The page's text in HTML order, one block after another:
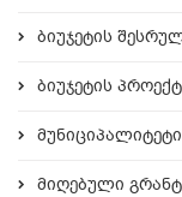
ბიუჯეტის
ბიუჯეტის
მიღებული